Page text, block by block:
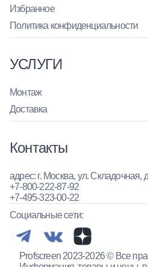
Избранное
Политика конфиденциальности
УСЛУГИ
Монтаж
Доставка
Контакты
адрес: г. Москва, ул. Складочная,
+7-800-222-87-92
+7-495-323-00-22
Социальные сети:
Profscreen 2023-2026 © Все